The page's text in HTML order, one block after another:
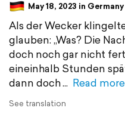
May 18, 2023 in Germany
Als der Wecker
glauben: „Was? Die
doch noch gar nicht
eineinhalb Stunden
dann doch
Read more
See translation